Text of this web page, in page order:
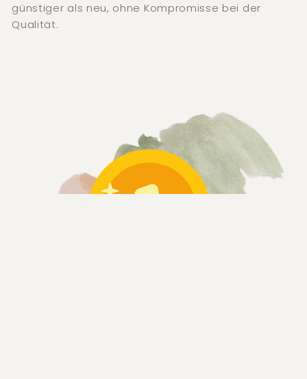
günstiger als neu, ohne Kompromisse bei der
Qualität.